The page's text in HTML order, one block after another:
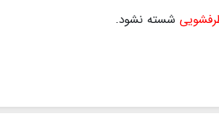
شسته نشود.